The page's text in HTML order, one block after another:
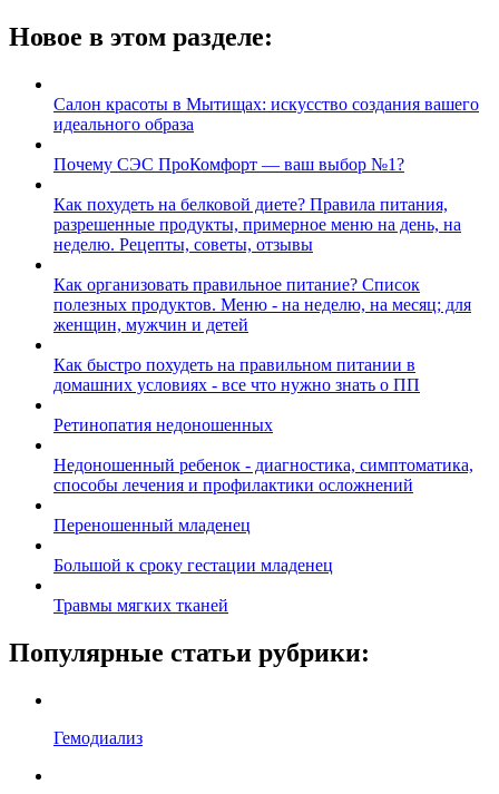
Новое в этом разделе:
Салон красоты в Мытищах: искусство создания вашего
идеального образа
Почему СЭС ПроКомфорт — ваш выбор №1?
Как похудеть на белковой диете? Правила питания,
разрешенные продукты, примерное меню на день, на
неделю. Рецепты, советы, отзывы
Как организовать правильное питание? Список
полезных продуктов. Меню - на неделю, на месяц; для
женщин, мужчин и детей
Как быстро похудеть на правильном питании в
домашних условиях - все что нужно знать о ПП
Ретинопатия недоношенных
Недоношенный ребенок - диагностика, симптоматика,
способы лечения и профилактики осложнений
Переношенный младенец
Большой к сроку гестации младенец
Травмы мягких тканей
Популярные статьи рубрики:
Гемодиализ